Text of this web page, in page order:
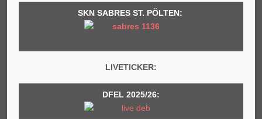
SKN SABRES ST. PÖLTEN:
LIVETICKER:
DFEL 2025/26: